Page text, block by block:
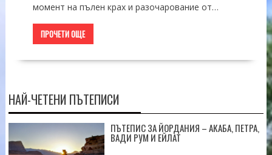
момент на пълен крах и разочарование от…
ПРОЧЕТИ ОЩЕ
НАЙ-ЧЕТЕНИ ПЪТЕПИСИ
ПЪТЕПИС ЗА ЙОРДАНИЯ – АКАБА, ПЕТРА,
ВАДИ РУМ И ЕЙЛАТ